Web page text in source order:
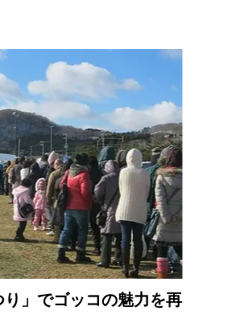
り」でゴッコの魅力を再